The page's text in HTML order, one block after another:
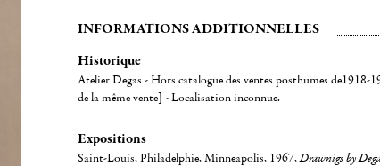
INFORMATIONS ADDITIONNELLES
Historique
Atelier Degas - Hors catalogue des ventes posthumes de1918-
de la même vente] - Localisation inconnue.
Expositions
Saint-Louis, Philadelphie, Minneapolis, 1967,Drawnigs by